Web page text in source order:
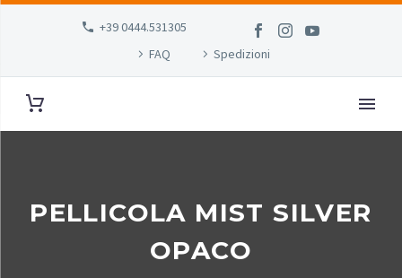
+39 0444.531305
FAQ
Spedizioni
PELLICOLA MIST SILVER
OPACO